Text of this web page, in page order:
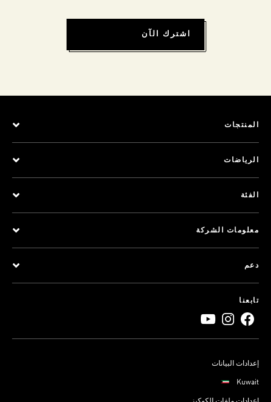
اشترك الآن
المنتجات
الرياضات
الفئة
معلومات الشركة
دعم
تابعنا
إعدادات البيانات
Kuwait